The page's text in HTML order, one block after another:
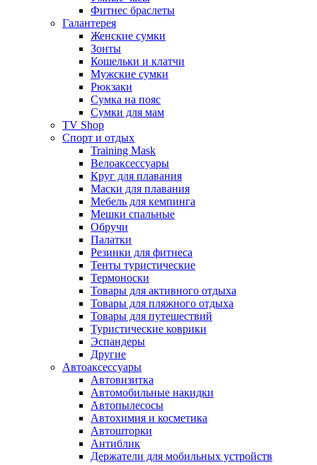
Фитнес браслеты
Галантерея
Женские сумки
Зонты
Кошельки и клатчи
Мужские сумки
Рюкзаки
Сумка на пояс
Сумки для мам
TV Shop
Спорт и отдых
Training Mask
Велоаксессуары
Круг для плавания
Маски для плавания
Мебель для кемпинга
Мешки спальные
Обручи
Палатки
Резинки для фитнеса
Тенты туристические
Термоноски
Товары для активного отдыха
Товары для пляжного отдыха
Товары для путешествий
Туристические коврики
Эспандеры
Другие
Автоаксессуары
Автовизитка
Автомобильные накидки
Автопылесосы
Автохимия и косметика
Автошторки
Антиблик
Держатели для мобильных устройств